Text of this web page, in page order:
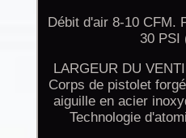
Débit d'air 8-10 CFM.
30 PSI
LARGEUR DU
Corps de pistolet
aiguille en acier
Technologie